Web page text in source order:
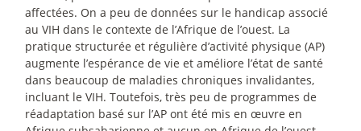
affectées. On a peu de données sur le handicap associé
au VIH dans le contexte de l’Afrique de l’ouest. La
pratique structurée et régulière d’activité physique (AP)
augmente l’espérance de vie et améliore l’état de santé
dans beaucoup de maladies chroniques invalidantes,
incluant le VIH. Toutefois, très peu de programmes de
réadaptation basé sur l’AP ont été mis en œuvre en